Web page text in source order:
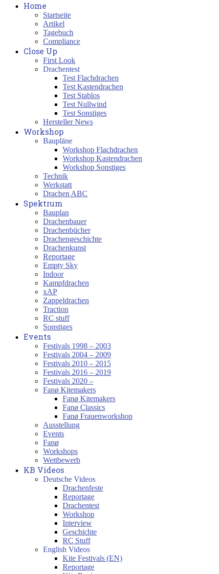
Home
Startseite
Artikel
Tagebuch
Compliance
Close Up
First Look
Drachentest
Test Flachdrachen
Test Kastendrachen
Test Stablos
Test Nullwind
Test Sonstiges
Hersteller News
Workshop
Baupläne
Workshop Flachdrachen
Workshop Kastendrachen
Workshop Sonstiges
Technik
Werkstatt
Drachen ABC
Spektrum
Bauplan
Drachenbauer
Drachenbücher
Drachengeschichte
Drachenkunst
Reportage
Empty Sky
Indoor
Kampfdrachen
xAP
Zappeldrachen
Traction
RC stuff
Sonstiges
Events
Festivals 1998 – 2003
Festivals 2004 – 2009
Festivals 2010 – 2015
Festivals 2016 – 2019
Festivals 2020 –
Fanø Kitemakers
Fanø Kitemakers
Fanø Classics
Fanø Frauenworkshop
Ausstellung
Events
Fanø
Workshops
Wettbewerb
KB Videos
Deutsche Videos
Drachenfeste
Reportage
Drachentest
Workshop
Interview
Geschichte
RC Stuff
English Videos
Kite Festivals (EN)
Reportage